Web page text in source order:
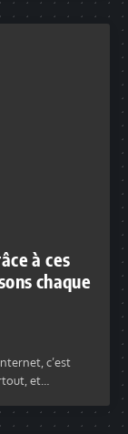
à ces
chaque
c’est
et…